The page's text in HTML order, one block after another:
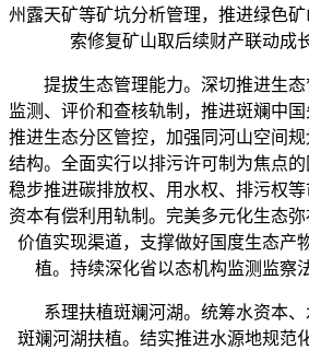
州露天矿等矿坑分析管理，推进绿色
索修复矿山取后续财产联动成
提拔生态管理能力。深切推进生态
监测、评价和查核轨制，推进斑斓中
推进生态分区管控，加强同河山空间
结构。全面实行以排污许可制为焦点的
稳步推进碳排放权、用水权、排污权
资本有偿利用轨制。完美多元化生态
价值实现渠道，支撑做好国度生态产
植。持续深化省以态机构监测监察
系理扶植斑斓河湖。统筹水资本、
斑斓河湖扶植。结实推进水源地规范